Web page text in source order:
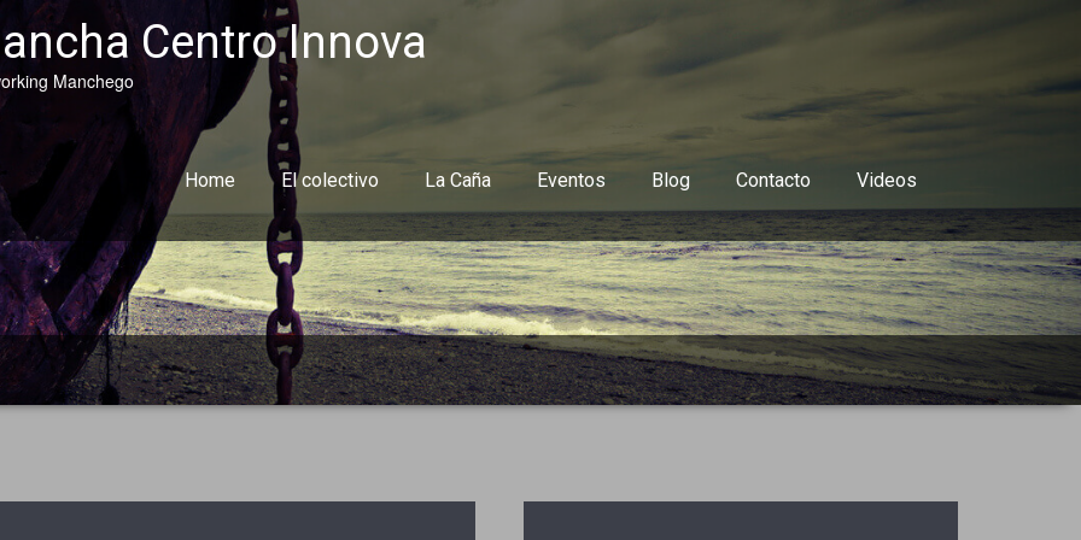
Centro Innova
Manchego
Home El colectivo La Caña Eventos Blog Contacto Videos